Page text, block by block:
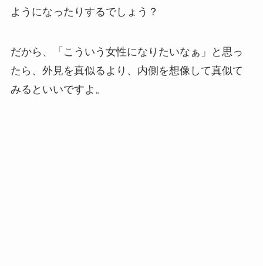
ようになったりするでしょう？
だから、「こういう女性になりたいなぁ」と思っ
たら、外見を真似るより、内側を想像して真似て
みるといいですよ。